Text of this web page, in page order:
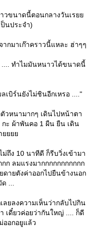
นาวขนาดนี้ตอนกลางวันเร
นประจำ)
ากมาเก๊าคราวนี้แหละ ฮ่าๆๆ
.... ทำไมมันหนาวได้ขนาดนี้
เบิร์นยังไม่ชินอีกเหรอ ...."
วหนามากๆ เดินไปหน้าตา
กะ ผ้าพันคอ 1 ผืน ยืน เดิน
ปา
ถึง 10 นาทีดี ก็รีบวิ่งเข้ามา
ก ลมแรงมากกกกกกกกกกก
ดายตังค่าออกไปยืนข้างนอก
ด ...
ลยลงความเห็นว่ากลับไปกิน
เดี๋ยวค่อยว่ากันใหญ่ .... ก็ดี
ออกอยูแล้ว